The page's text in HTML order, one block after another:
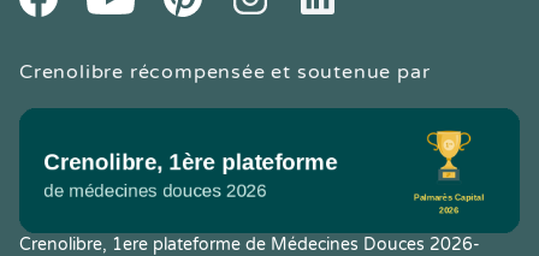
Crenolibre récompensée et soutenue par
Crenolibre, 1ere plateforme de Médecines Douces 2026-